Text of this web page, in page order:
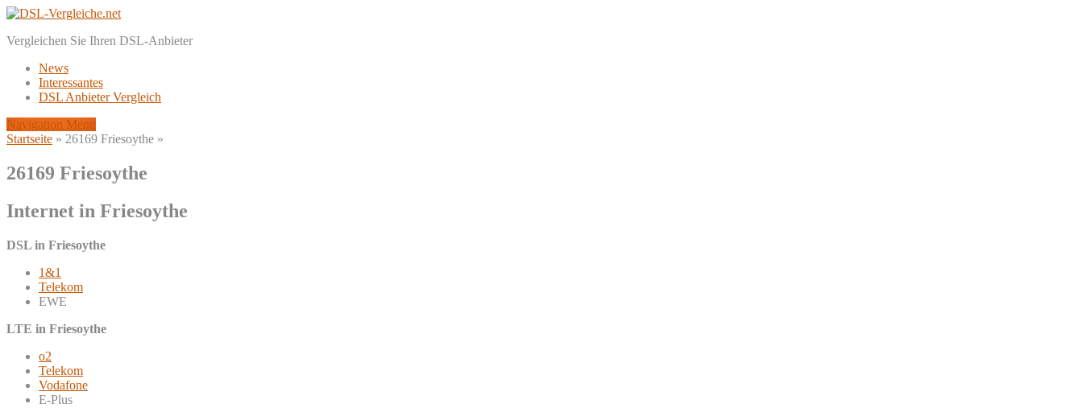
Vergleichen Sie Ihren DSL-Anbieter
News
Interessantes
DSL Anbieter Vergleich
Navigation Menu
Startseite » 26169 Friesoythe »
26169 Friesoythe
Internet in Friesoythe
DSL in Friesoythe
1&1
Telekom
EWE
LTE in Friesoythe
o2
Telekom
Vodafone
E-Plus